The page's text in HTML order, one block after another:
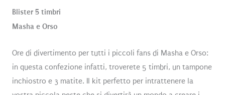
Blister 5 timbri
Masha e Orso
Ore di divertimento per tutti i piccoli fans di Masha e Orso:
in questa confezione infatti, troverete 5 timbri, un tampone
inchiostro e 3 matite. Il kit perfetto per intrattenere la